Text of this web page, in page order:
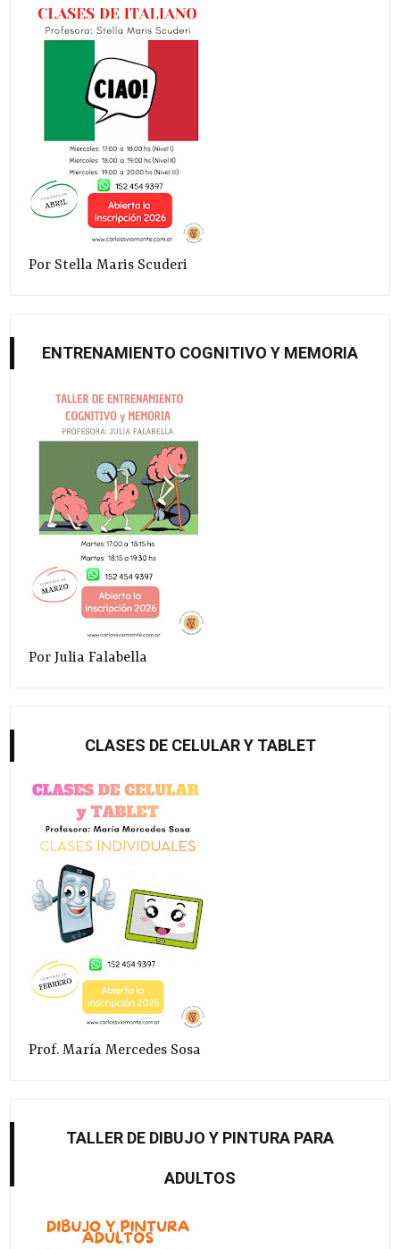
Por Stella Maris Scuderi
ENTRENAMIENTO COGNITIVO Y MEMORIA
Por Julia Falabella
CLASES DE CELULAR Y TABLET
Prof. María Mercedes Sosa
TALLER DE DIBUJO Y PINTURA PARA
ADULTOS